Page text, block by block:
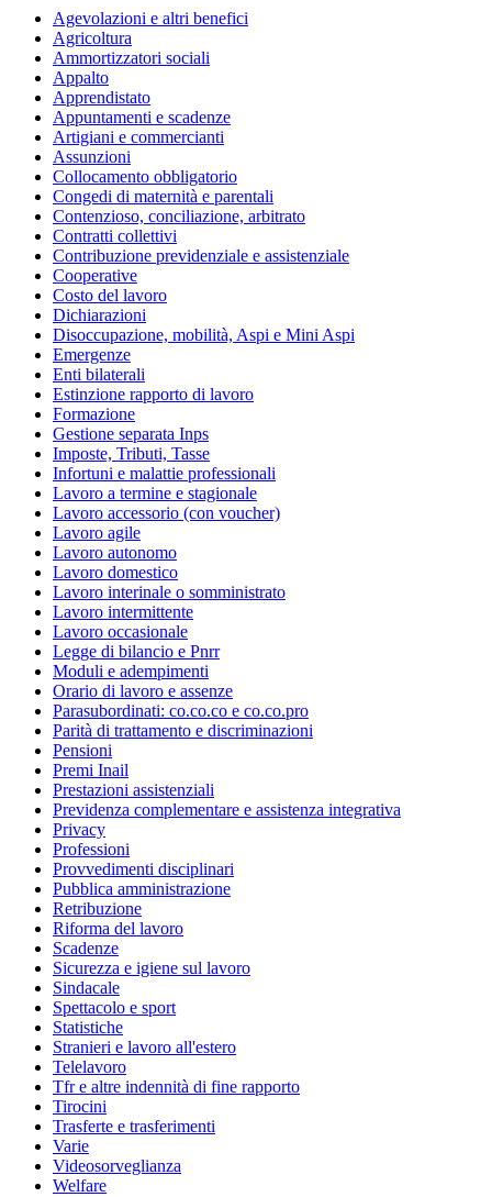
Agevolazioni e altri benefici
Agricoltura
Ammortizzatori sociali
Appalto
Apprendistato
Appuntamenti e scadenze
Artigiani e commercianti
Assunzioni
Collocamento obbligatorio
Congedi di maternità e parentali
Contenzioso, conciliazione, arbitrato
Contratti collettivi
Contribuzione previdenziale e assistenziale
Cooperative
Costo del lavoro
Dichiarazioni
Disoccupazione, mobilità, Aspi e Mini Aspi
Emergenze
Enti bilaterali
Estinzione rapporto di lavoro
Formazione
Gestione separata Inps
Imposte, Tributi, Tasse
Infortuni e malattie professionali
Lavoro a termine e stagionale
Lavoro accessorio (con voucher)
Lavoro agile
Lavoro autonomo
Lavoro domestico
Lavoro interinale o somministrato
Lavoro intermittente
Lavoro occasionale
Legge di bilancio e Pnrr
Moduli e adempimenti
Orario di lavoro e assenze
Parasubordinati: co.co.co e co.co.pro
Parità di trattamento e discriminazioni
Pensioni
Premi Inail
Prestazioni assistenziali
Previdenza complementare e assistenza integrativa
Privacy
Professioni
Provvedimenti disciplinari
Pubblica amministrazione
Retribuzione
Riforma del lavoro
Scadenze
Sicurezza e igiene sul lavoro
Sindacale
Spettacolo e sport
Statistiche
Stranieri e lavoro all'estero
Telelavoro
Tfr e altre indennità di fine rapporto
Tirocini
Trasferte e trasferimenti
Varie
Videosorveglianza
Welfare